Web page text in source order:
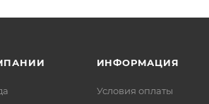
ИНФОРМАЦИЯ
Условия оплаты